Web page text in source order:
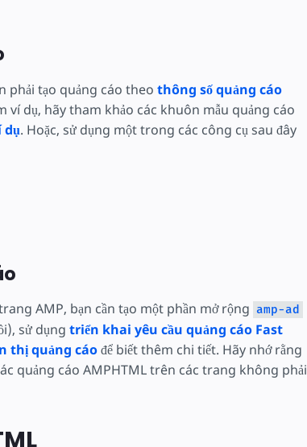
phải tạo quảng cáo theo thông số quảng cáo
ví dụ, hãy tham khảo các khuôn mẫu quảng cáo
dụ. Hoặc, sử dụng một trong các công cụ sau đây
AMP, bạn cần tạo một phần mở rộng amp-ad
sử dụng triển khai yêu cầu quảng cáo Fast
thị quảng cáođể biết thêm chi tiết. Hãy nhớ rằng
quảng cáo AMPHTML trên các trang không phải